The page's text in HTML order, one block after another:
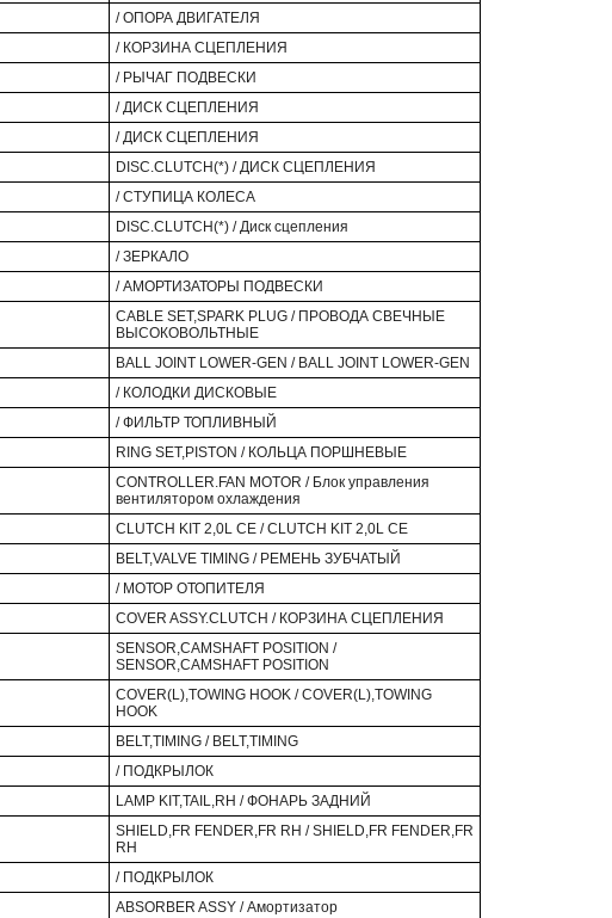
/ ОПОРА ДВИГАТЕЛЯ
/ КОРЗИНА СЦЕПЛЕНИЯ
/ РЫЧАГ ПОДВЕСКИ
/ ДИСК СЦЕПЛЕНИЯ
/ ДИСК СЦЕПЛЕНИЯ
DISC.CLUTCH(*) / ДИСК СЦЕПЛЕНИЯ
/ СТУПИЦА КОЛЕСА
DISC.CLUTCH(*) / Диск сцепления
/ ЗЕРКАЛО
/ АМОРТИЗАТОРЫ ПОДВЕСКИ
CABLE SET,SPARK PLUG / ПРОВОДА СВЕЧНЫЕ
ВЫСОКОВОЛЬТНЫЕ
BALL JOINT LOWER-GEN / BALL JOINT LOWER-GEN
/ КОЛОДКИ ДИСКОВЫЕ
/ ФИЛЬТР ТОПЛИВНЫЙ
RING SET,PISTON / КОЛЬЦА ПОРШНЕВЫЕ
CONTROLLER.FAN MOTOR / Блок управления
вентилятором охлаждения
CLUTCH KIT 2,0L CE / CLUTCH KIT 2,0L CE
BELT,VALVE TIMING / РЕМЕНЬ ЗУБЧАТЫЙ
/ МОТОР ОТОПИТЕЛЯ
COVER ASSY.CLUTCH / КОРЗИНА СЦЕПЛЕНИЯ
SENSOR,CAMSHAFT POSITION /
SENSOR,CAMSHAFT POSITION
COVER(L),TOWING HOOK / COVER(L),TOWING
HOOK
BELT,TIMING / BELT,TIMING
/ ПОДКРЫЛОК
LAMP KIT,TAIL,RH / ФОНАРЬ ЗАДНИЙ
SHIELD,FR FENDER,FR RH / SHIELD,FR FENDER,FR
RH
/ ПОДКРЫЛОК
ABSORBER ASSY / Амортизатор